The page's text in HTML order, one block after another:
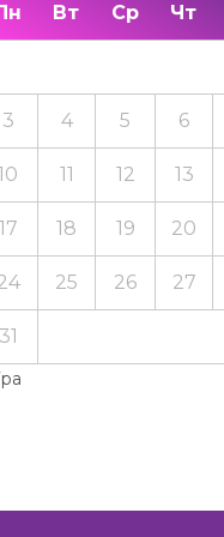
Вт Ср Чт
3 4 5 6
11 12 13
18 19 20
25 26 27